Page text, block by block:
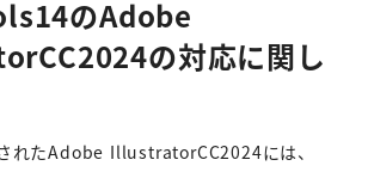
のAdobe
の対応に関し
れたAdobe IllustratorCC2024には、